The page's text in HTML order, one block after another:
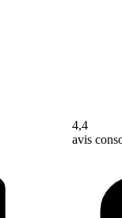
4,4
avis